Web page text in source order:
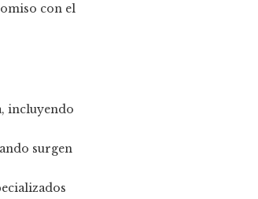
con el
incluyendo
surgen